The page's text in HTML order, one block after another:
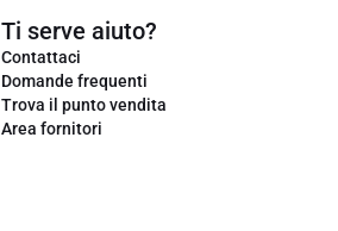
Ti serve aiuto?
Contattaci
Domande frequenti
Trova il punto vendita
Area fornitori